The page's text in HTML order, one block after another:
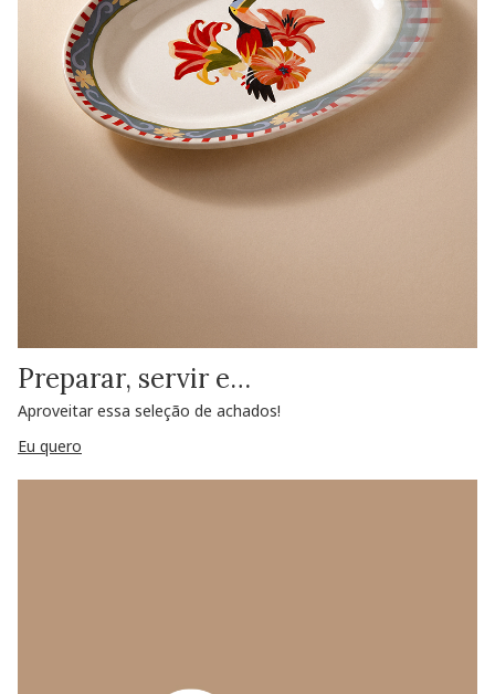
Preparar, servir e…
Aproveitar essa seleção de achados!
Eu quero